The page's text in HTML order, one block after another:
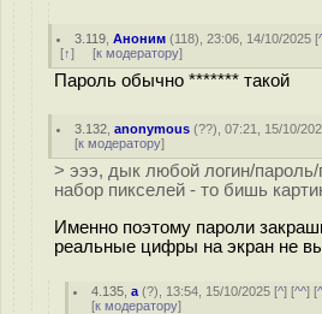
3.119 ,Аноним (118), 23:06, 14/10/2025 [
[↑] [к модератору]
Пароль обычно ******* такой
3.132 ,anonymous (??), 07:21, 15/10/
[к модератору]
> эээ, дык любой логин/пароль/
набор пикселей - то бишь
Именно поэтому пароли
реальные цифры на экран не
4.135 ,а (?), 13:54, 15/10/2025 [^] [^^] [
[к модератору]